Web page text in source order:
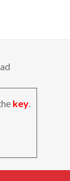
key.